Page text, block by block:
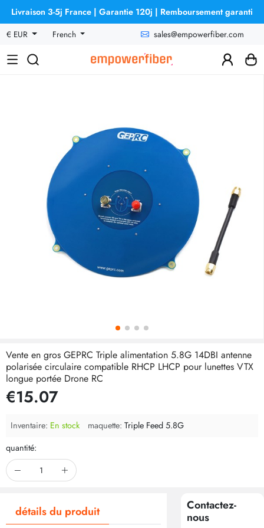
Livraison 3-5j France | Garantie 120j | Remboursement garanti
€ EUR
French sales@empowerfiber.com
Vente en gros GEPRC Triple alimentation 5.8G 14DBI antenne
polarisée circulaire compatible RHCP LHCP pour lunettes VTX
longue portée Drone RC
€15.07
Inventaire: En stock maquette: Triple Feed 5.8G
quantité:
détails du produit
Contactez-
nous